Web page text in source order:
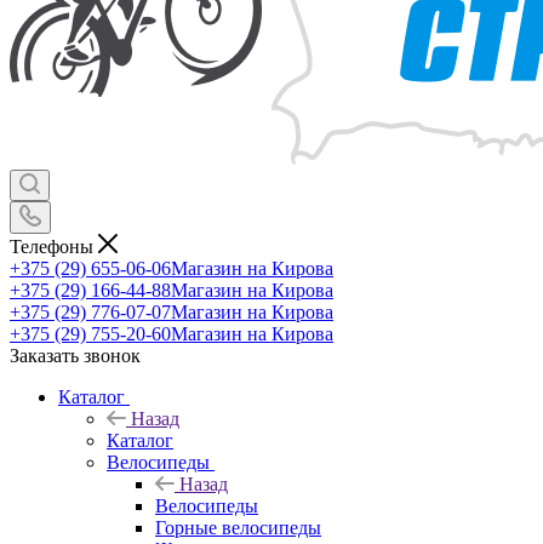
Телефоны
+375 (29) 655-06-06Магазин на Кирова
+375 (29) 166-44-88Магазин на Кирова
+375 (29) 776-07-07Магазин на Кирова
+375 (29) 755-20-60Магазин на Кирова
Заказать звонок
Каталог
Назад
Каталог
Велосипеды
Назад
Велосипеды
Горные велосипеды